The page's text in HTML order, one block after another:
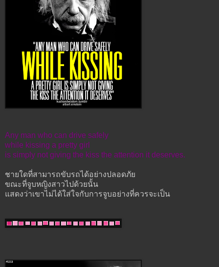
Any man who can drive safely
while kissing a pretty girl
is simply not giving the kiss the attention it deserves.
ชายใดที่สามารถขับรถได้อย่างปลอดภัย
ขณะที่จูบหญิงสาวไปด้วยนั้น
แสดงว่าเขาไม่ได้ใส่ใจกับการจูบอย่างที่ควรจะเป็น